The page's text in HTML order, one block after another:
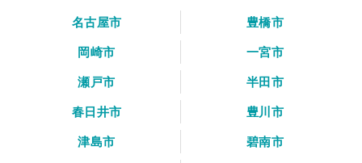
名古屋市
豊橋市
岡崎市
一宮市
瀬戸市
半田市
春日井市
豊川市
津島市
碧南市